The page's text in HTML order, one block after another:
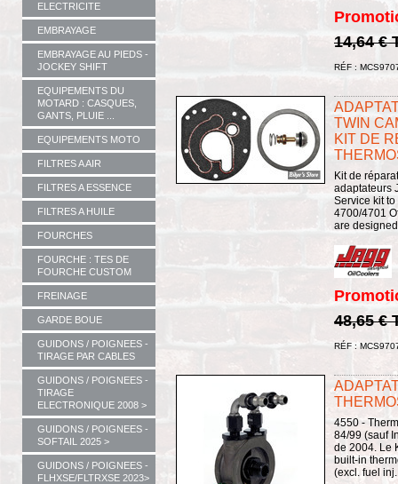
ELECTRICITE
EMBRAYAGE
EMBRAYAGE AU PIEDS -
JOCKEY SHIFT
EQUIPEMENTS DU
MOTARD : CASQUES,
GANTS, PLUIE ...
EQUIPEMENTS MOTO
FILTRES A AIR
FILTRES A ESSENCE
FILTRES A HUILE
FOURCHES
FOURCHE : TES DE
FOURCHE CUSTOM
FREINAGE
GARDE BOUE
GUIDONS / POIGNEES -
TIRAGE PAR CABLES
GUIDONS / POIGNEES -
TIRAGE
ELECTRONIQUE 2008 >
GUIDONS / POIGNEES -
SOFTAIL 2025 >
GUIDONS / POIGNEES -
FLHXSE/FLTRXSE 2023>
14,64 €
RÉF :
TWIN
KIT DE
Kit de
adaptateurs
Service kit
4700/4701
are
48,65 €
RÉF :
4550 -
84/99 (sauf
de 2004. Le
built-in
(excl. fuel